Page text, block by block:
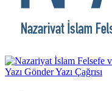
Yazı GönderYazı Çağrısı